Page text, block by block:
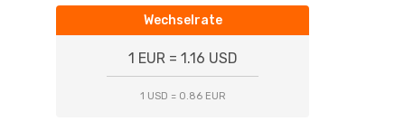
Wechselrate
1 EUR = 1.16 USD
1 USD = 0.86 EUR